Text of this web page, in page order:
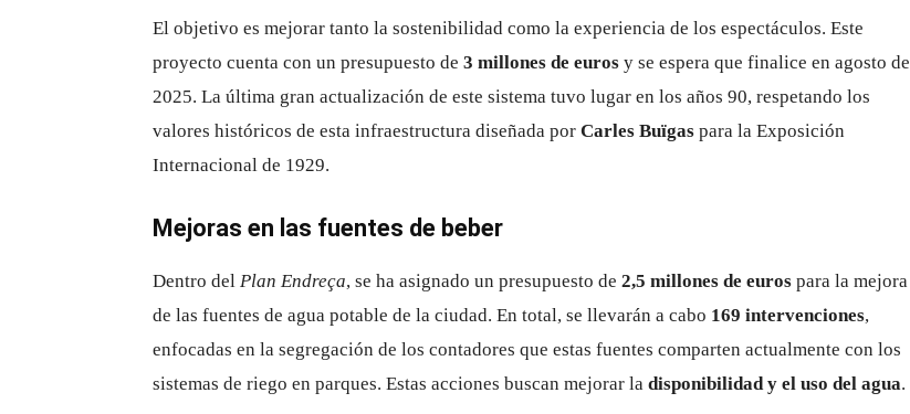
El objetivo es mejorar tanto la sostenibilidad como la experiencia de los espectáculos. Este
proyecto cuenta con un presupuesto de 3 millones de euros y se espera que finalice en agosto de
2025. La última gran actualización de este sistema tuvo lugar en los años 90, respetando los
valores históricos de esta infraestructura diseñada por Carles Buïgas para la Exposición
Internacional de 1929.
Mejoras en las fuentes de beber
Dentro del Plan Endreça, se ha asignado un presupuesto de 2,5 millones de euros para la mejora
de las fuentes de agua potable de la ciudad. En total, se llevarán a cabo 169 intervenciones,
enfocadas en la segregación de los contadores que estas fuentes comparten actualmente con los
sistemas de riego en parques. Estas acciones buscan mejorar la disponibilidad y el uso del agua.